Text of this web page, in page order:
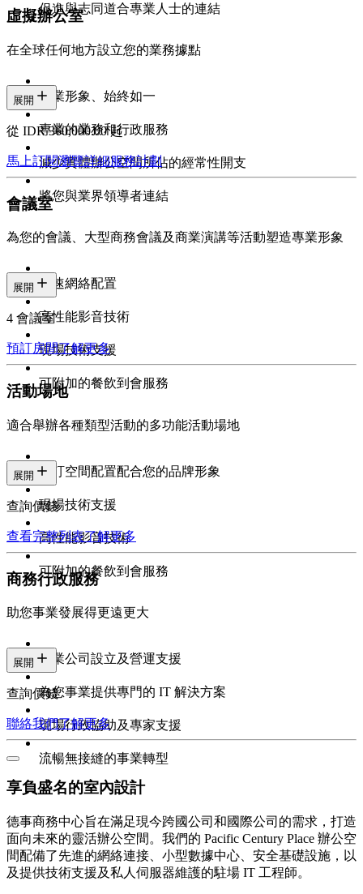
促進與志同道合專業人士的連結
虛擬辦公室
在全球任何地方設立您的業務據點
專業形象、始終如一
專業的業務和行政服務
減少實體辦公空間所佔的經常性開支
將您與業界領導者連結
展開
從 IDR 360,000.00 起
馬上訂閱瀏覽詳細服務計劃
會議室
為您的會議、大型商務會議及商業演講等活動塑造專業形象
高速網絡配置
高性能影音技術
現場技術支援
可附加的餐飲到會服務
展開
4 會議室
預訂房間了解更多
活動場地
適合舉辦各種類型活動的多功能活動場地
自訂空間配置配合您的品牌形象
現場技術支援
高性能影音技術
可附加的餐飲到會服務
展開
查詢價錢
查看完整列表了解更多
商務行政服務
助您事業發展得更遠更大
專業公司設立及營運支援
為您事業提供專門的 IT 解決方案
現場行政協助及專家支援
流暢無接縫的事業轉型
展開
查詢價錢
聯絡我們了解更多
享負盛名的室內設計
德事商務中心旨在滿足現今跨國公司和國際公司的需求，打造
面向未來的靈活辦公空間。我們的 Pacific Century Place 辦公空
間配備了先進的網絡連接、小型數據中心、安全基礎設施，以
及提供技術支援及私人伺服器維護的駐場 IT 工程師。